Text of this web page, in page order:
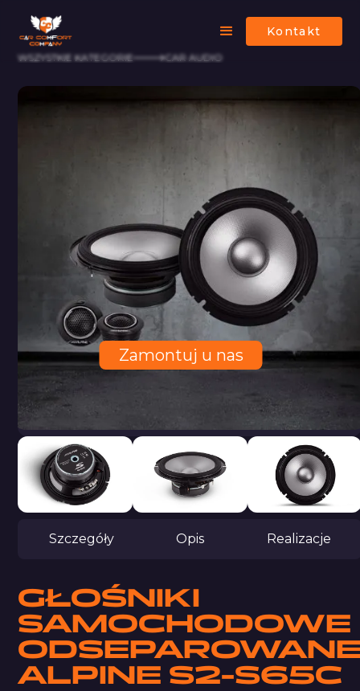
Kontakt
WSZYSTKIE KATEGORIE CAR AUDIO
Zamontuj u nas
Szczegóły Opis Realizacje
GŁOŚNIKI
SAMOCHODOWE
ALPINE S2-S65C